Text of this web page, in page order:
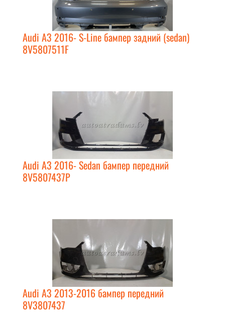
Audi A3 2016- S-Line бампер задний (sedan)
8V5807511F
Audi A3 2016- Sedan бампер передний
8V5807437P
Audi A3 2013-2016 бампер передний
8V3807437